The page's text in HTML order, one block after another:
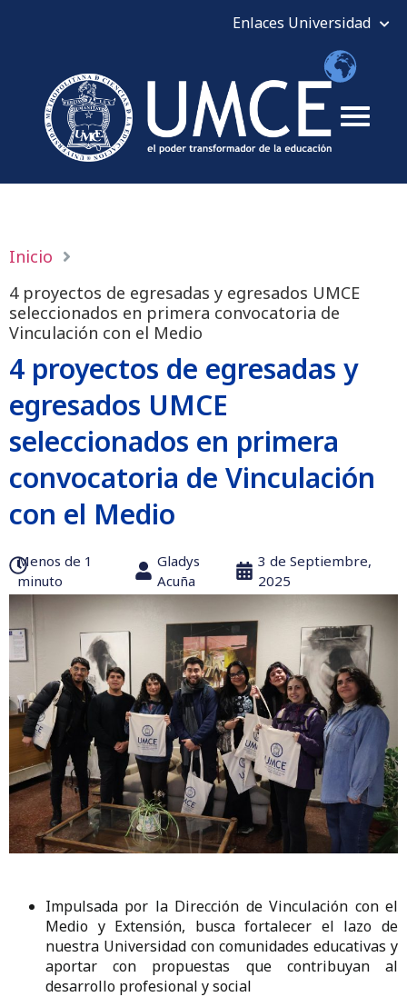
Inicio
4 proyectos de egresadas y egresados UMCE
seleccionados en primera convocatoria de
Vinculación con el Medio
4 proyectos de egresadas y
egresados UMCE
seleccionados en primera
convocatoria de Vinculación
con el Medio
Menos de 1
minuto
Gladys
Acuña
3 de Septiembre,
2025
Impulsada por la Dirección de Vinculación con el
Medio y Extensión, busca fortalecer el lazo de
nuestra Universidad con comunidades educativas y
aportar con propuestas que contribuyan al
desarrollo profesional y social